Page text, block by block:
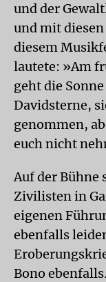
und der
und mit
diesem
lautete: »Am
geht die
Davidsterne,
genommen,
euch nicht
Auf der Bühne
Zivilisten in
eigenen
ebenfalls
Bono ebenfalls.